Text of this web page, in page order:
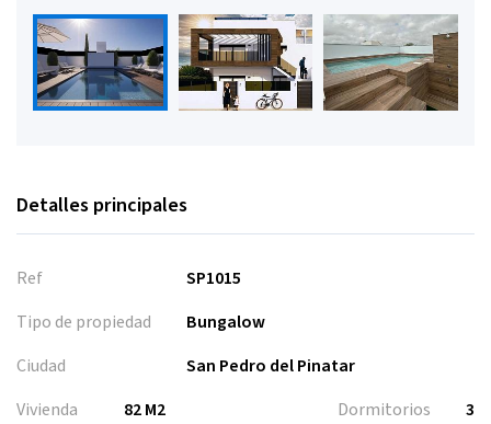
Detalles principales
Ref
SP1015
Tipo de propiedad
Bungalow
Ciudad
San Pedro del Pinatar
Vivienda
82 M2
Dormitorios
3